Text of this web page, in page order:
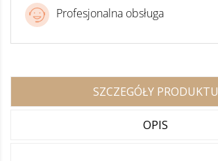
Profesjonalna obsługa
SZCZEGÓŁY PRODUKTU
OPIS